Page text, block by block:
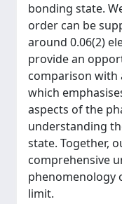
bonding state.
order can be
around 0.06(2)
provide an
comparison with
which
aspects of the
understanding
state. Together,
comprehensive
phenomenology
limit.